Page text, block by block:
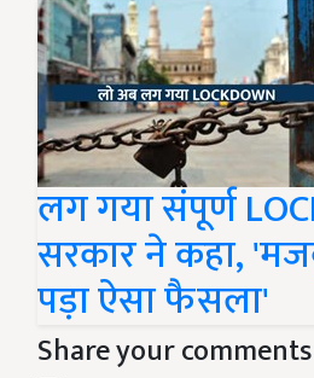
लग गया संपूर्ण
सरकार ने कहा,
पड़ा ऐसा फैसला'
Share your comments